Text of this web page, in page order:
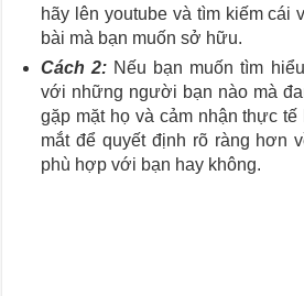
hãy lên youtube và tìm kiếm cái
bài mà bạn muốn sở hữu.
Cách 2: Nếu bạn muốn tìm
với những người bạn nào mà
gặp mặt họ và cảm nhận thực
mắt để quyết định rõ ràng hơn
phù hợp với bạn hay không.